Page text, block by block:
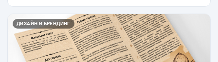
ДИЗАЙН И БРЕНДИНГ